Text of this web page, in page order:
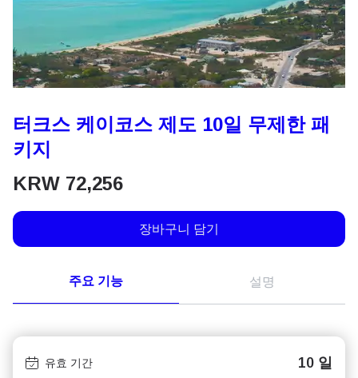
터크스 케이코스 제도 10일 무제한 패
키지
KRW 72,256
장바구니 담기
주요 기능 설명
유효 기간 10 일